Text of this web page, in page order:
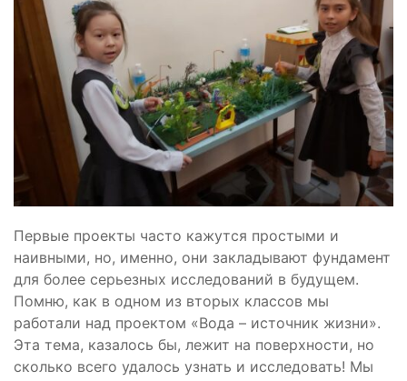
Первые проекты часто кажутся простыми и
наивными, но, именно, они закладывают фундамент
для более серьезных исследований в будущем.
Помню, как в одном из вторых классов мы
работали над проектом «Вода – источник жизни».
Эта тема, казалось бы, лежит на поверхности, но
сколько всего удалось узнать и исследовать! Мы